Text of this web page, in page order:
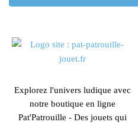
Explorez l'univers ludique avec
notre boutique en ligne
Pat'Patrouille - Des jouets qui